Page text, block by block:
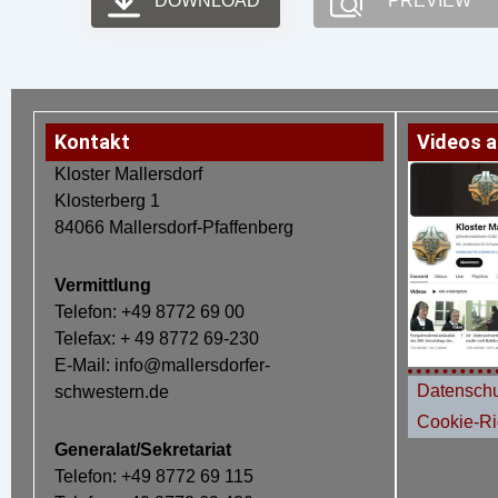
Kontakt
Kloster Mallersdorf
Klosterberg 1
84066 Mallersdorf-Pfaffenberg
Vermittlung
Telefon: +49 8772 69 00
Telefax: + 49 8772 69-230
E-Mail: info@mallersdorfer-
schwestern.de
Generalat/Sekretariat
Telefon: +49 8772 69 115
Videos
Cookie-